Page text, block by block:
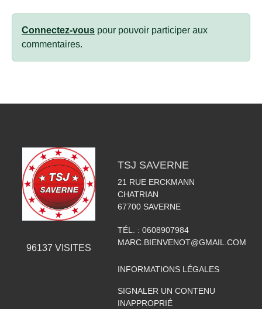
Connectez-vous pour pouvoir participer aux
commentaires.
96137 VISITES
TSJ SAVERNE
21 RUE ERCKMANN
CHATRIAN
67700 SAVERNE
TÉL. : 0608907984
MARC.BIENVENOT@GMAIL.COM
INFORMATIONS LÉGALES
SIGNALER UN CONTENU
INAPPROPRIÉ